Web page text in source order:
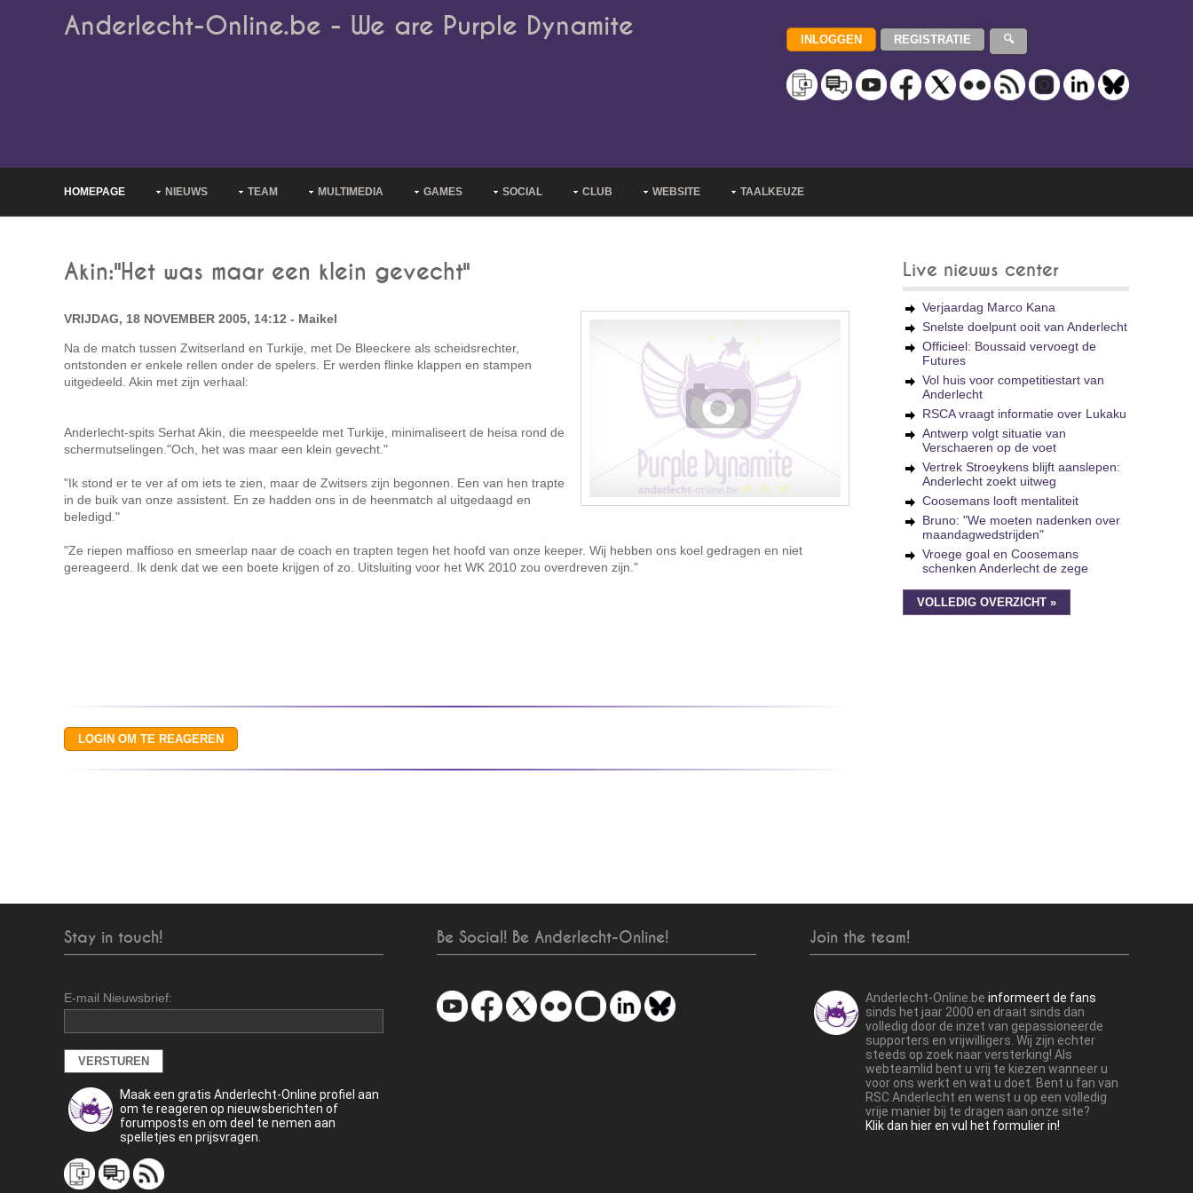
Anderlecht-Online.be - We are Purple Dynamite
HOMEPAGE NIEUWS TEAM MULTIMEDIA GAMES SOCIAL CLUB WEBSITE TAALKEUZE
Akin:"Het was maar een klein gevecht"
VRIJDAG, 18 NOVEMBER 2005, 14:12 - Maikel
Na de match tussen Zwitserland en Turkije, met De Bleeckere als scheidsrechter,
ontstonden er enkele rellen onder de spelers. Er werden flinke klappen en stampen
uitgedeeld. Akin met zijn verhaal:
Anderlecht-spits Serhat Akin, die meespeelde met Turkije, minimaliseert de heisa rond de
schermutselingen."Och, het was maar een klein gevecht."
"Ik stond er te ver af om iets te zien, maar de Zwitsers zijn begonnen. Een van hen trapte
in de buik van onze assistent. En ze hadden ons in de heenmatch al uitgedaagd en
beledigd."
"Ze riepen maffioso en smeerlap naar de coach en trapten tegen het hoofd van onze keeper. Wij hebben ons koel gedragen en niet
gereageerd. Ik denk dat we een boete krijgen of zo. Uitsluiting voor het WK 2010 zou overdreven zijn."
Live nieuws center
Verjaardag Marco Kana
Snelste doelpunt ooit van Anderlecht
Officieel: Boussaid vervoegt de
Futures
Vol huis voor competitiestart van
Anderlecht
RSCA vraagt informatie over Lukaku
Antwerp volgt situatie van
Verschaeren op de voet
Vertrek Stroeykens blijft aanslepen:
Anderlecht zoekt uitweg
Coosemans looft mentaliteit
Bruno: "We moeten nadenken over
maandagwedstrijden"
Vroege goal en Coosemans
schenken Anderlecht de zege
VOLLEDIG OVERZICHT »
Stay in touch!
E-mail Nieuwsbrief:
Maak een gratis Anderlecht-Online profiel aan
om te reageren op nieuwsberichten of
forumposts en om deel te nemen aan
spelletjes en prijsvragen.
Be Social! Be Anderlecht-Online! Join the team!
Anderlecht-Online.be informeert de fans
sinds het jaar 2000 en draait sinds dan
volledig door de inzet van gepassioneerde
supporters en vrijwilligers. Wij zijn echter
steeds op zoek naar versterking! Als
webteamlid bent u vrij te kiezen wanneer u
voor ons werkt en wat u doet. Bent u fan van
RSC Anderlecht en wenst u op een volledig
vrije manier bij te dragen aan onze site?
Klik dan hier en vul het formulier in!